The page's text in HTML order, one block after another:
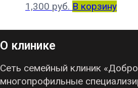
1,300 руб. В корзину
О клинике
Сеть семейный клиник
многопрофильные